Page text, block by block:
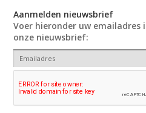
Aanmelden nieuwsbrief
Voer hieronder uw emailadres
onze nieuwsbrief: